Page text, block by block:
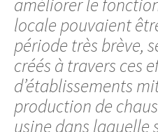
améliorer le
locale pouvaient
période très brève,
créés à travers ces
d’établissements
production de
usine dans laquelle